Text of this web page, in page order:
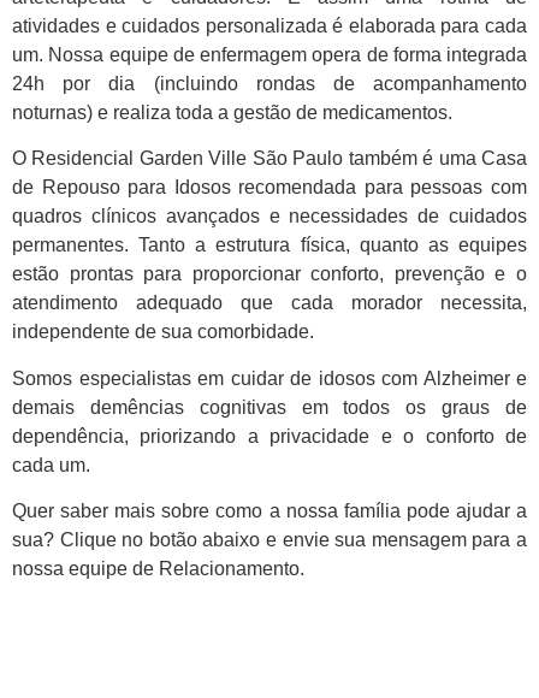
atividades e cuidados personalizada é elaborada para cada
um. Nossa equipe de enfermagem opera de forma integrada
24h por dia (incluindo rondas de acompanhamento
noturnas) e realiza toda a gestão de medicamentos.
O Residencial Garden Ville São Paulo também é uma Casa
de Repouso para Idosos recomendada para pessoas com
quadros clínicos avançados e necessidades de cuidados
permanentes. Tanto a estrutura física, quanto as equipes
estão prontas para proporcionar conforto, prevenção e o
atendimento adequado que cada morador necessita,
independente de sua comorbidade.
Somos especialistas em cuidar de idosos com Alzheimer e
demais demências cognitivas em todos os graus de
dependência, priorizando a privacidade e o conforto de
cada um.
Quer saber mais sobre como a nossa família pode ajudar a
sua? Clique no botão abaixo e envie sua mensagem para a
nossa equipe de Relacionamento.